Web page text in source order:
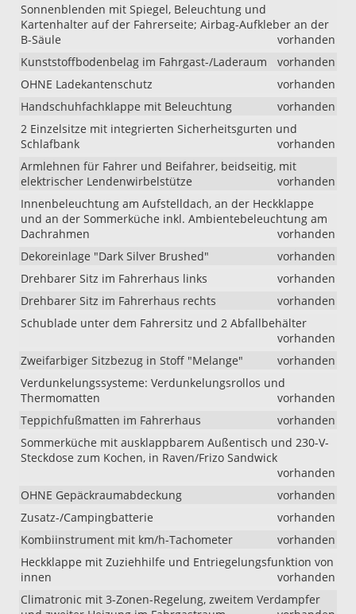
Sonnenblenden mit Spiegel, Beleuchtung und
Kartenhalter auf der Fahrerseite; Airbag-Aufkleber an der
B-Säule
vorhanden
Kunststoffbodenbelag im Fahrgast-/Laderaum
vorhanden
OHNE Ladekantenschutz
vorhanden
Handschuhfachklappe mit Beleuchtung
vorhanden
2 Einzelsitze mit integrierten Sicherheitsgurten und
Schlafbank
vorhanden
Armlehnen für Fahrer und Beifahrer, beidseitig, mit
elektrischer Lendenwirbelstütze
vorhanden
Innenbeleuchtung am Aufstelldach, an der Heckklappe
und an der Sommerküche inkl. Ambientebeleuchtung am
Dachrahmen
vorhanden
Dekoreinlage "Dark Silver Brushed"
vorhanden
Drehbarer Sitz im Fahrerhaus links
vorhanden
Drehbarer Sitz im Fahrerhaus rechts
vorhanden
Schublade unter dem Fahrersitz und 2 Abfallbehälter
vorhanden
Zweifarbiger Sitzbezug in Stoff "Melange"
vorhanden
Verdunkelungssysteme: Verdunkelungsrollos und
Thermomatten
vorhanden
Teppichfußmatten im Fahrerhaus
vorhanden
Sommerküche mit ausklappbarem Außentisch und 230-V-
Steckdose zum Kochen, in Raven/Frizo Sandwick
vorhanden
OHNE Gepäckraumabdeckung
vorhanden
Zusatz-/Campingbatterie
vorhanden
Kombiinstrument mit km/h-Tachometer
vorhanden
Heckklappe mit Zuziehhilfe und Entriegelungsfunktion von
innen
vorhanden
Climatronic mit 3-Zonen-Regelung, zweitem Verdampfer